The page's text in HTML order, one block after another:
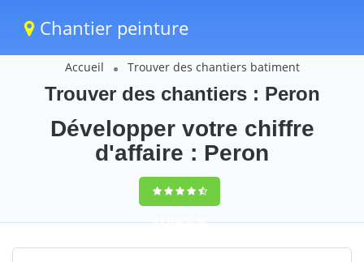
Chantier peinture
Accueil Trouver des chantiers batiment
Trouver des chantiers : Peron
Développer votre chiffre
d'affaire : Peron
9,5(100%)56
votes